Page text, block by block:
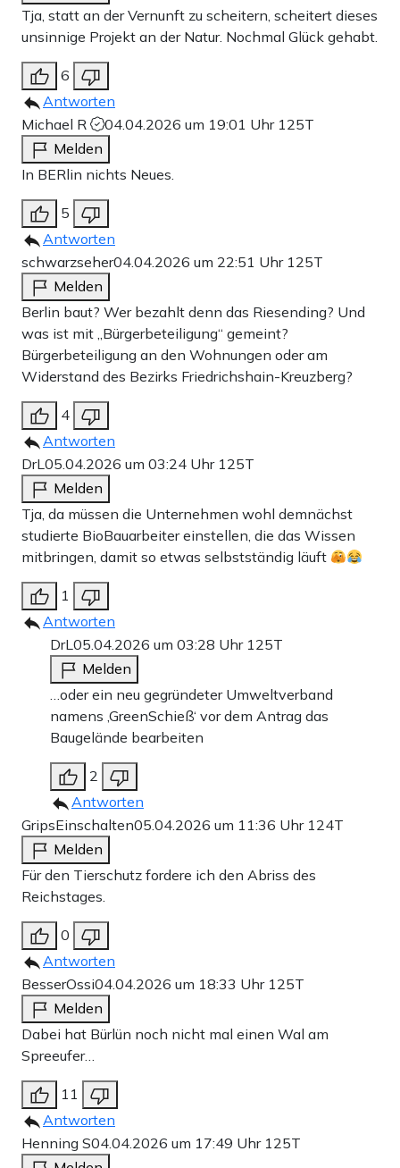
Tja, statt an der Vernunft zu scheitern, scheitert dieses
unsinnige Projekt an der Natur. Nochmal Glück gehabt.
6
Antworten
Michael R
04.04.2026 um 19:01 Uhr 125T
Melden
In BERlin nichts Neues.
5
Antworten
schwarzseher04.04.2026 um 22:51 Uhr 125T
Melden
Berlin baut? Wer bezahlt denn das Riesending? Und
was ist mit „Bürgerbeteiligung“ gemeint?
Bürgerbeteiligung an den Wohnungen oder am
Widerstand des Bezirks Friedrichshain-Kreuzberg?
4
Antworten
DrL05.04.2026 um 03:24 Uhr 125T
Melden
Tja, da müssen die Unternehmen wohl demnächst
studierte BioBauarbeiter einstellen, die das Wissen
mitbringen, damit so etwas selbstständig läuft
1
Antworten
DrL05.04.2026 um 03:28 Uhr 125T
Melden
…oder ein neu gegründeter Umweltverband
namens ‚GreenSchieß‘ vor dem Antrag das
Baugelände bearbeiten
2
Antworten
GripsEinschalten05.04.2026 um 11:36 Uhr 124T
Melden
Für den Tierschutz fordere ich den Abriss des
Reichstages.
0
Antworten
BesserOssi04.04.2026 um 18:33 Uhr 125T
Melden
Dabei hat Bürlün noch nicht mal einen Wal am
Spreeufer…
11
Antworten
Henning S04.04.2026 um 17:49 Uhr 125T